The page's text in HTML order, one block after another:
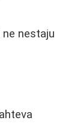
nestaju